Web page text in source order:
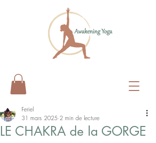
LE CHAKRA de la GORGE
Feriel
31 mars 2025 2 min de lecture